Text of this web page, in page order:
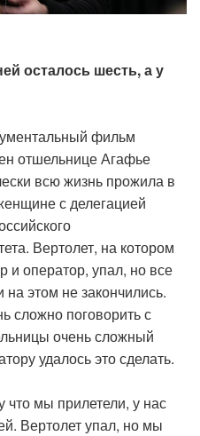
осталось шесть, а у
фильм
отшельнице Агафье
всю жизнь прожила в
с делегацией
Вертолет, на котором
и оператор, упал, но все
этом не закончились.
сложно поговорить с
очень сложный
удалось это сделать.
мы прилетели, у нас
Вертолет упал, но мы